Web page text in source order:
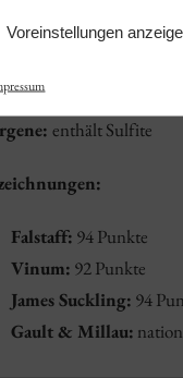
Voreinstellungen
Baden
enthält Sulfite
Falstaff: 94 Punkte
Vinum: 92 Punkte
James Suckling: 94
Gault & Millau: